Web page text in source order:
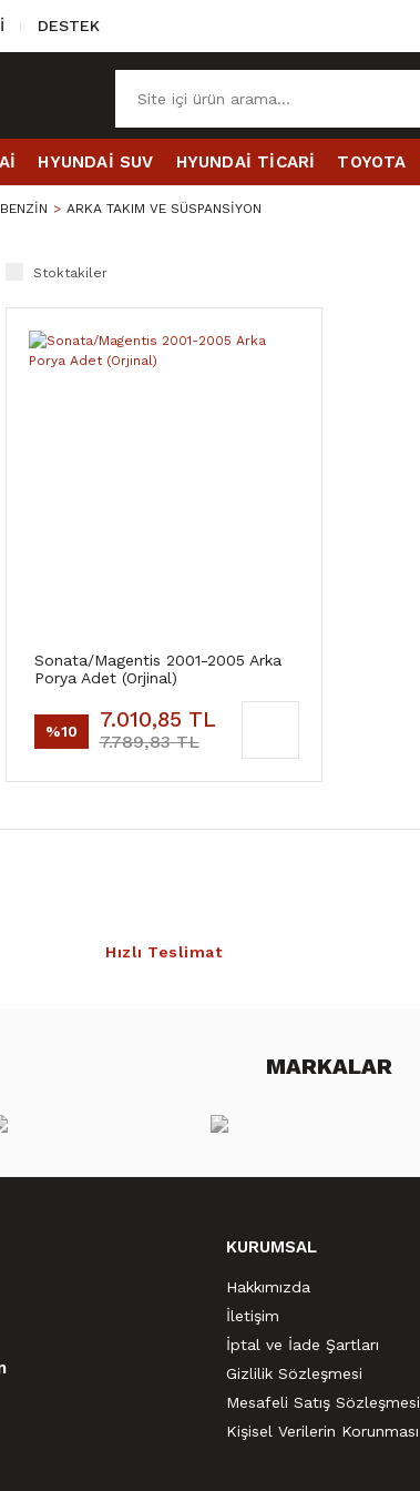
DESTEK
HYUNDAİ SUV HYUNDAİ TİCARİ TOYOTA
ARKA TAKIM VE SÜSPANSİYON
Stoktakiler
Sonata/Magentis 2001-2005 Arka
Porya Adet (Orjinal)
%10 7.010,85 TL
7.789,83 TL
Hızlı Teslimat
MARKALAR
KURUMSAL
Hakkımızda
İletişim
İptal ve İade Şartları
Gizlilik Sözleşmesi
Mesafeli Satış Sözleşmesi
Kişisel Verilerin Korunması